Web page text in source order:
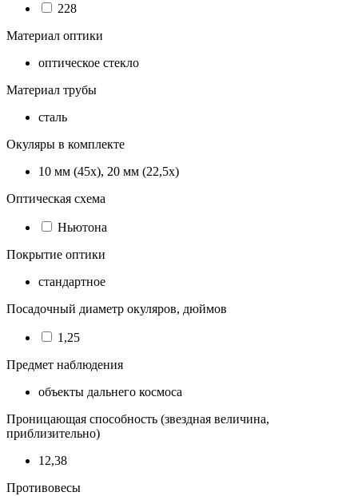
228
Материал оптики
оптическое стекло
Материал трубы
сталь
Окуляры в комплекте
10 мм (45х), 20 мм (22,5х)
Оптическая схема
Ньютона
Покрытие оптики
стандартное
Посадочный диаметр окуляров, дюймов
1,25
Предмет наблюдения
объекты дальнего космоса
Проницающая способность (звездная величина,
приблизительно)
12,38
Противовесы